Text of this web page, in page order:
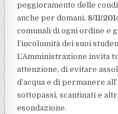
peggioramento delle
anche per domani, 8/11/
comunali di ogni ordine e
l’incolumità dei suoi
L’Amministrazione invita
attenzione, di evitare
d’acqua e di permanere
sottopassi, scantinati e
esondazione.